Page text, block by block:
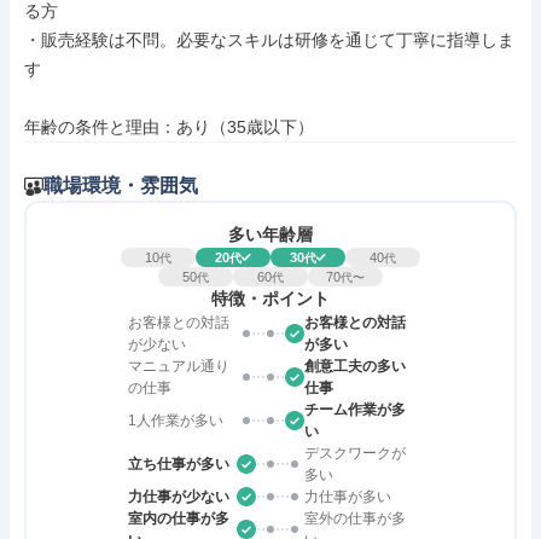
る方
・販売経験は不問。必要なスキルは研修を通じて丁寧に指導しま
す
年齢の条件と理由：あり（35歳以下）
職場環境・雰囲気
多い年齢層
10代 20代 30代 40代
50代 60代 70代〜
特徴・ポイント
お客様との対話
が少ない
お客様との対話
が多い
マニュアル通り
の仕事
創意工夫の多い
仕事
1人作業が多い
チーム作業が多
い
立ち仕事が多い
デスクワークが
多い
力仕事が少ない
力仕事が多い
室内の仕事が多
室外の仕事が多